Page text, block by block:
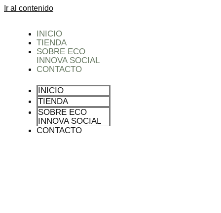
Ir al contenido
INICIO
TIENDA
SOBRE ECO
INNOVA SOCIAL
CONTACTO
INICIO
TIENDA
SOBRE ECO
INNOVA SOCIAL
CONTACTO